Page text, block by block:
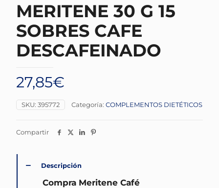
MERITENE 30 G 15
SOBRES CAFE
DESCAFEINADO
27,85€
SKU: 395772 Categoría: COMPLEMENTOS DIETÉTICOS
Compartir
Descripción
Compra Meritene Café